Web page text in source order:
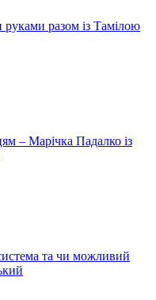
разом із Тамілою
– Марічка Падалко із
та чи можливий